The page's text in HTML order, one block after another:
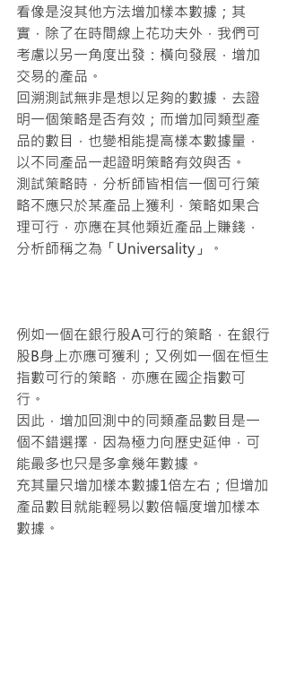
看像是沒其他方法增加樣本數據；其
實，除了在時間線上花功夫外，我們可
考慮以另一角度出發：橫向發展，增加
交易的產品。
回溯測試無非是想以足夠的數據，去證
明一個策略是否有效；而增加同類型產
品的數目，也變相能提高樣本數據量，
以不同產品一起證明策略有效與否。
測試策略時，分析師皆相信一個可行策
略不應只於某產品上獲利，策略如果合
理可行，亦應在其他類近產品上賺錢，
分析師稱之為「Universality」。
例如一個在銀行股A可行的策略，在銀行
股B身上亦應可獲利；又例如一個在恒生
指數可行的策略，亦應在國企指數可
行。
因此，增加回測中的同類產品數目是一
個不錯選擇，因為極力向歷史延伸，可
能最多也只是多拿幾年數據。
充其量只增加樣本數據1倍左右；但增加
產品數目就能輕易以數倍幅度增加樣本
數據。